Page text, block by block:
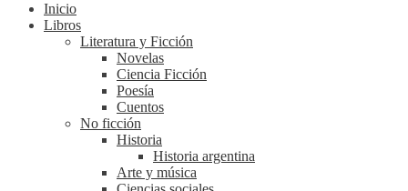
Inicio
Libros
Literatura y Ficción
Novelas
Ciencia Ficción
Poesía
Cuentos
No ficción
Historia
Historia argentina
Arte y música